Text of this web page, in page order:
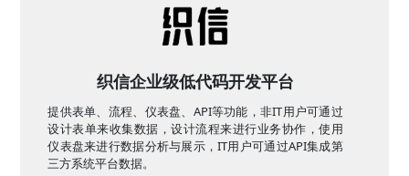
织信企业级低代码开发平台
提供表单、流程、仪表盘、API等功能，非IT用户可通过
设计表单来收集数据，设计流程来进行业务协作，使用
仪表盘来进行数据分析与展示，IT用户可通过API集成第
三方系统平台数据。